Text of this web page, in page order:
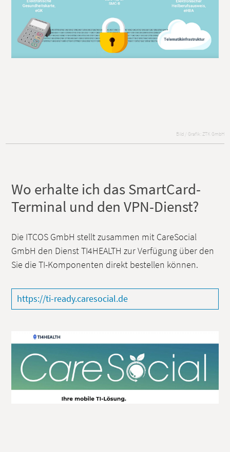
Bild / Grafik: ZTK GmbH
Wo erhalte ich das SmartCard-
Terminal und den VPN-Dienst?
Die ITCOS GmbH stellt zusammen mit CareSocial
GmbH den Dienst TI4HEALTH zur Verfügung über den
Sie die TI-Komponenten direkt bestellen können.
https://ti-ready.caresocial.de